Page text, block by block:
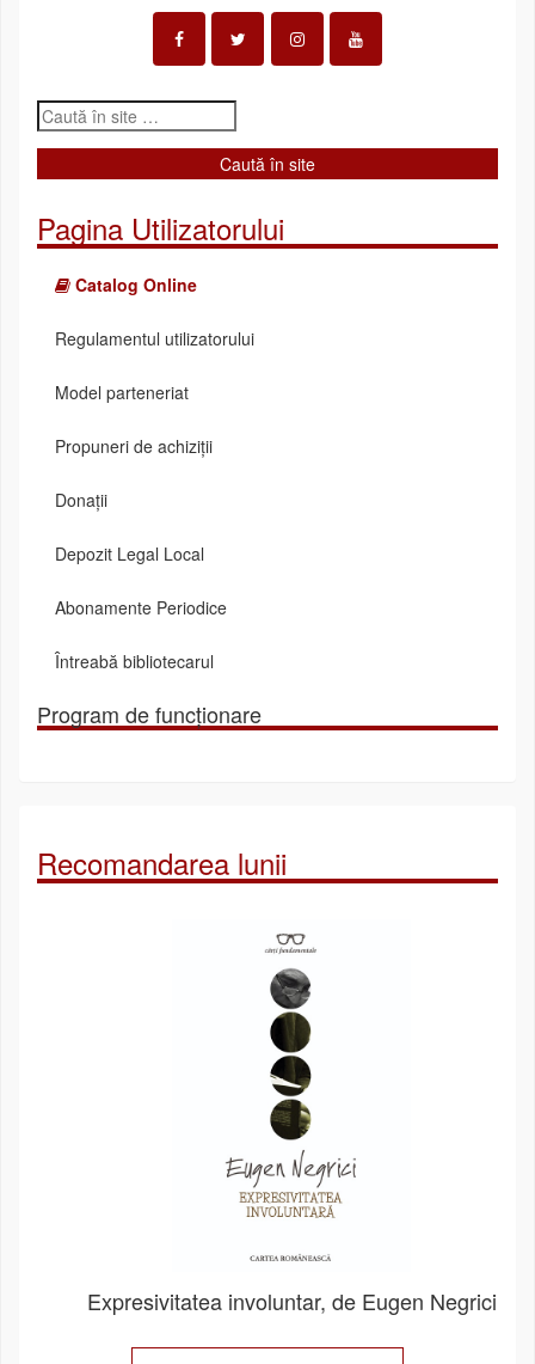
Pagina Utilizatorului
Catalog Online
Regulamentul utilizatorului
Model parteneriat
Propuneri de achiziții
Donații
Depozit Legal Local
Abonamente Periodice
Întreabă bibliotecarul
Program de funcționare
Recomandarea lunii
Expresivitatea involuntar, de Eugen Negrici